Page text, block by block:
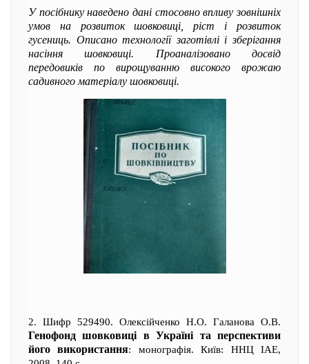
У посібнику наведено дані стосовно впливу зовнішніх
умов на розвиток шовковиці, ріст і розвиток
гусениць. Описано технології заготівлі і зберігання
насіння шовковиці. Проаналізовано досвід
передовиків по вирощуванню високого врожаю
садивного матеріалу шовковиці.
2. Шифр 529490. Олексійченко Н.О. Галанова О.В.
Генофонд шовковиці в Україні та перспективи
його використання: монографія. Київ: ННЦ ІАЕ,